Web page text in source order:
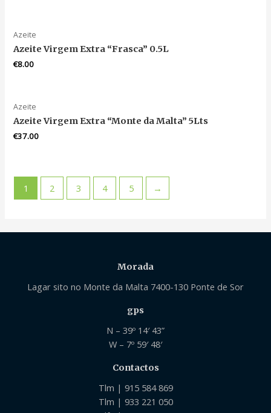
Azeite
Azeite Virgem Extra “Frasca” 0.5L
€8.00
Azeite
Azeite Virgem Extra “Monte da Malta” 5Lts
€37.00
1 2 3 4 5 →
Morada
Lagar sito no Monte da Malta 7400-130 Ponte de Sor
gps
N – 39º 14′ 43”
W – 7º 59′ 48′
Contactos
Tlm | 915 584 869
Tlm | 933 221 050